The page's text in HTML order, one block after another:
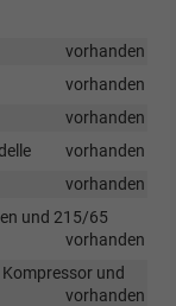
vorhanden
vorhanden
vorhanden
vorhanden
vorhanden
und 215/65
vorhanden
und
vorhanden